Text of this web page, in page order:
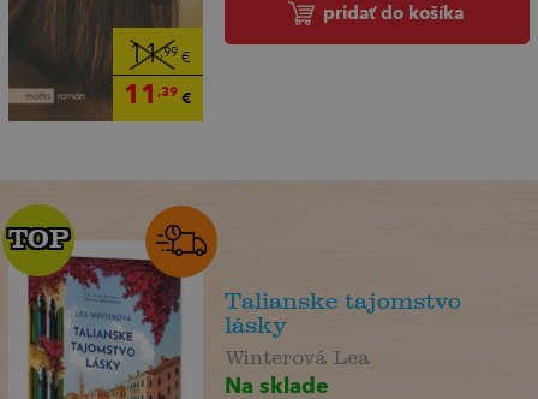
11,99 €
11 ,39€
pridať do košíka
TOP
TOP
Talianske tajomstvo
lásky
Winterová Lea
Na sklade